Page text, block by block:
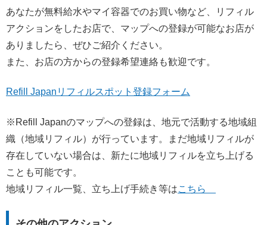
あなたが無料給水やマイ容器でのお買い物など、リフィル
アクションをしたお店で、マップへの登録が可能なお店が
ありましたら、ぜひご紹介ください。
また、お店の方からの登録希望連絡も歓迎です。
Refill Japanリフィルスポット登録フォーム
※Refill Japanのマップへの登録は、地元で活動する地域組
織（地域リフィル）が行っています。まだ地域リフィルが
存在していない場合は、新たに地域リフィルを立ち上げる
ことも可能です。
地域リフィル一覧、立ち上げ手続き等はこちら